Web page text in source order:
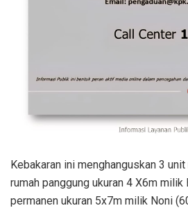
Kebakaran ini menghanguskan 3
rumah panggung ukuran 4 X6m milik
permanen ukuran 5x7m milik Noni